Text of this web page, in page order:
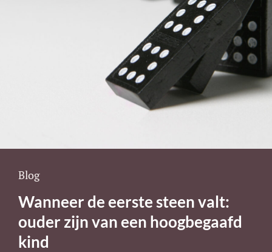
Cat
Blog
Wanneer de eerste steen valt:
ouder zijn van een hoogbegaafd
kind